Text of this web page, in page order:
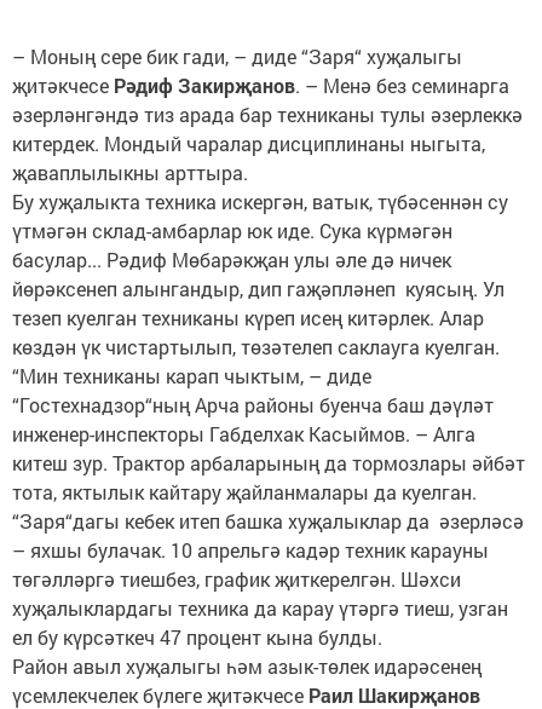
– Моның сере бик гади, – диде “Заря“ хуҗалыгы
җитәкчесе Рәдиф Закирҗанов. – Менә без семинарга
әзерләнгәндә тиз арада бар техниканы тулы әзерлеккә
китердек. Мондый чаралар дисциплинаны ныгыта,
җаваплылыкны арттыра.
Бу хуҗалыкта техника искергән, ватык, түбәсеннән су
үтмәгән склад-амбарлар юк иде. Сука күрмәгән
басулар... Рәдиф Мөбарәкҗан улы әле дә ничек
йөрәксенеп алынгандыр, дип гаҗәпләнеп куясың. Ул
тезеп куелган техниканы күреп исең китәрлек. Алар
көздән үк чистартылып, төзәтелеп саклауга куелган.
“Мин техниканы карап чыктым, – диде
“Гостехнадзор“ның Арча районы буенча баш дәүләт
инженер-инспекторы Габделхак Касыймов. – Алга
китеш зур. Трактор арбаларының да тормозлары әйбәт
тота, яктылык кайтару җайланмалары да куелган.
“Заря“дагы кебек итеп башка хуҗалыклар да әзерләсә
– яхшы булачак. 10 апрельгә кадәр техник карауны
төгәлләргә тиешбез, график җиткерелгән. Шәхси
хуҗалыклардагы техника да карау үтәргә тиеш, узган
ел бу күрсәткеч 47 процент кына булды.
Район авыл хуҗалыгы һәм азык-төлек идарәсенең
үсемлекчелек бүлеге җитәкчесе Раил Шакирҗанов